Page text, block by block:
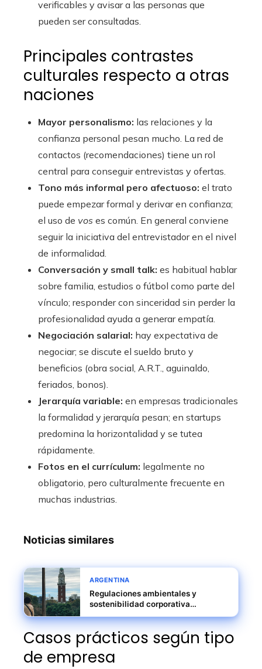
verificables y avisar a las personas que
pueden ser consultadas.
Principales contrastes
culturales respecto a otras
naciones
Mayor personalismo: las relaciones y la
confianza personal pesan mucho. La red de
contactos (recomendaciones) tiene un rol
central para conseguir entrevistas y ofertas.
Tono más informal pero afectuoso: el trato
puede empezar formal y derivar en confianza;
el uso de vos es común. En general conviene
seguir la iniciativa del entrevistador en el nivel
de informalidad.
Conversación y small talk: es habitual hablar
sobre familia, estudios o fútbol como parte del
vínculo; responder con sinceridad sin perder la
profesionalidad ayuda a generar empatía.
Negociación salarial: hay expectativa de
negociar; se discute el sueldo bruto y
beneficios (obra social, A.R.T., aguinaldo,
feriados, bonos).
Jerarquía variable: en empresas tradicionales
la formalidad y jerarquía pesan; en startups
predomina la horizontalidad y se tutea
rápidamente.
Fotos en el currículum: legalmente no
obligatorio, pero culturalmente frecuente en
muchas industrias.
Noticias similares
ARGENTINA
Regulaciones ambientales y
sostenibilidad corporativa
transforman modelos de negocio en
Argentina
Casos prácticos según tipo
de empresa